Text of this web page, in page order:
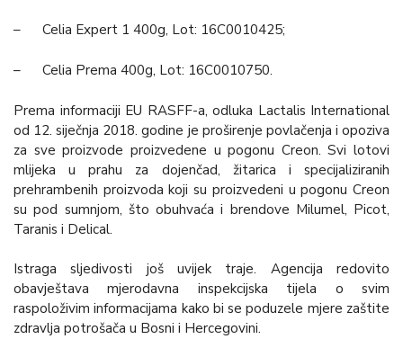
– Celia Expert 1 400g, Lot: 16C0010425;
– Celia Prema 400g, Lot: 16C0010750.
Prema informaciji EU RASFF-a, odluka Lactalis International
od 12. siječnja 2018. godine je proširenje povlačenja i opoziva
za sve proizvode proizvedene u pogonu Creon. Svi lotovi
mlijeka u prahu za dojenčad, žitarica i specijaliziranih
prehrambenih proizvoda koji su proizvedeni u pogonu Creon
su pod sumnjom, što obuhvaća i brendove Milumel, Picot,
Taranis i Delical.
Istraga sljedivosti još uvijek traje. Agencija redovito
obavještava mjerodavna inspekcijska tijela o svim
raspoloživim informacijama kako bi se poduzele mjere zaštite
zdravlja potrošača u Bosni i Hercegovini.